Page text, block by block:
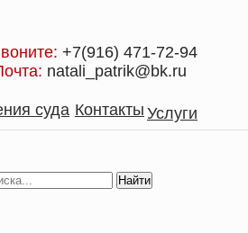
+7(916) 471-72-94
natali_patrik@bk.ru
суда Контакты Услуги